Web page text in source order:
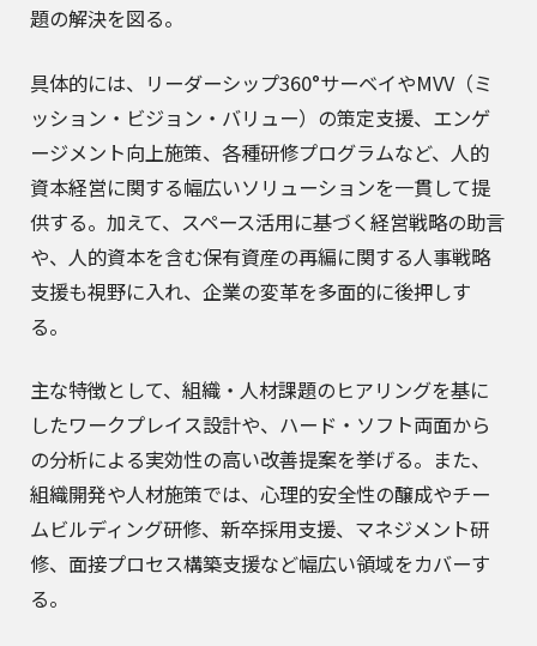
題の解決を図る。
具体的には、リーダーシップ360°サーベイやMVV（ミ
ッション・ビジョン・バリュー）の策定支援、エンゲ
ージメント向上施策、各種研修プログラムなど、人的
資本経営に関する幅広いソリューションを一貫して提
供する。加えて、スペース活用に基づく経営戦略の助言
や、人的資本を含む保有資産の再編に関する人事戦略
支援も視野に入れ、企業の変革を多面的に後押しす
る。
主な特徴として、組織・人材課題のヒアリングを基に
したワークプレイス設計や、ハード・ソフト両面から
の分析による実効性の高い改善提案を挙げる。また、
組織開発や人材施策では、心理的安全性の醸成やチー
ムビルディング研修、新卒採用支援、マネジメント研
修、面接プロセス構築支援など幅広い領域をカバーす
る。